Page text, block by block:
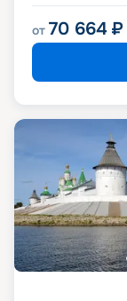
от 70 664 ₽